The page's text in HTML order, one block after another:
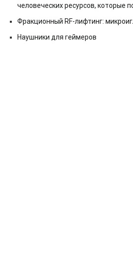
человеческих ресурсов, которые
Фракционный RF-лифтинг:
Наушники для геймеров